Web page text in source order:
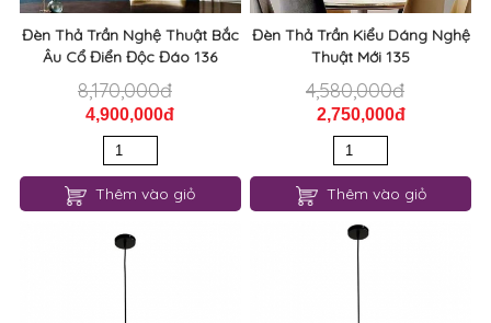
Đèn Thả Trần Nghệ Thuật Bắc
Âu Cổ Điển Độc Đáo 136
8,170,000đ
4,900,000đ
Thêm vào giỏ
Đèn Thả Trần Kiểu Dáng Nghệ
Thuật Mới 135
4,580,000đ
2,750,000đ
Thêm vào giỏ